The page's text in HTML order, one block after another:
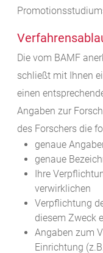
Die vom BAMF
schließt mit Ihnen
einen
Angaben zur
des Forschers die
genaue
genaue
Ihre
verwirklichen
Verpflichtung
diesem Zweck
Angaben zum
Einrichtung